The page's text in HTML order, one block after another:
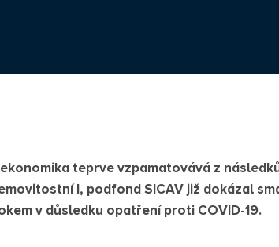
teprve vzpamatovává z
I, podfond SICAV již dokázal
v důsledku opatření proti COVID-19.